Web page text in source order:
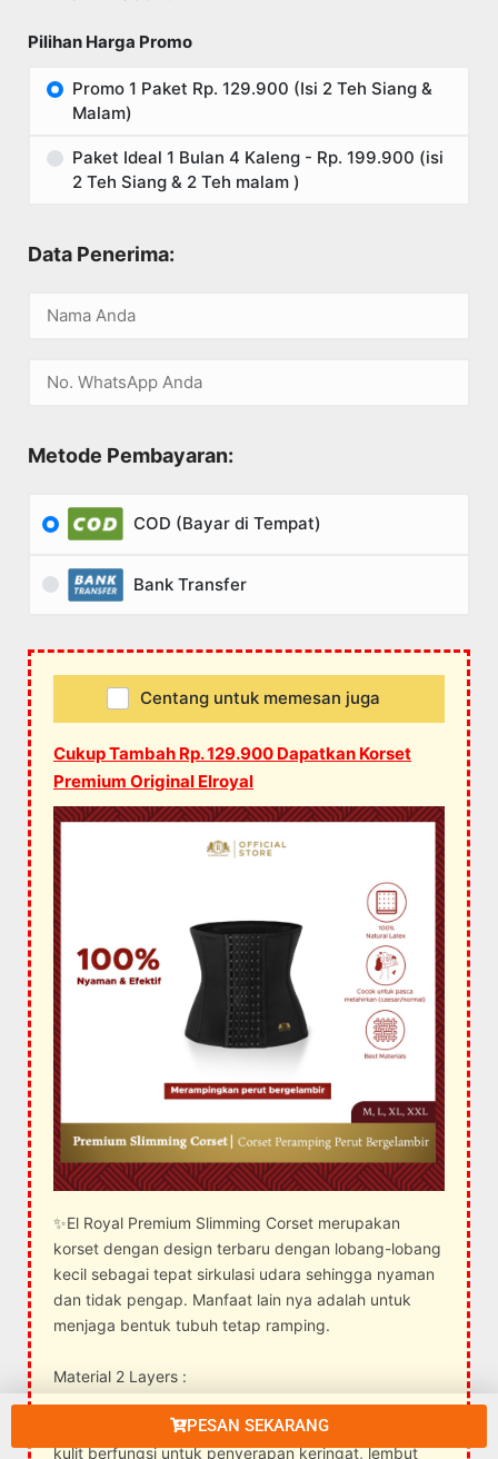
Pilihan Harga Promo
Promo 1 Paket Rp. 129.900 (Isi 2 Teh Siang &
Malam)
Paket Ideal 1 Bulan 4 Kaleng - Rp. 199.900 (isi
2 Teh Siang & 2 Teh malam )
Data Penerima:
Metode Pembayaran:
COD (Bayar di Tempat)
Bank Transfer
Centang untuk memesan juga
Cukup Tambah Rp. 129.900 Dapatkan Korset
Premium Original Elroyal
✨El Royal Premium Slimming Corset merupakan
korset dengan design terbaru dengan lobang-lobang
kecil sebagai tepat sirkulasi udara sehingga nyaman
dan tidak pengap. Manfaat lain nya adalah untuk
menjaga bentuk tubuh tetap ramping.
Material 2 Layers :
-Lapisan 1: Cotton merupakan lapisan yang terkena
kulit berfungsi untuk penyerapan keringat, lembut
PESAN SEKARANG